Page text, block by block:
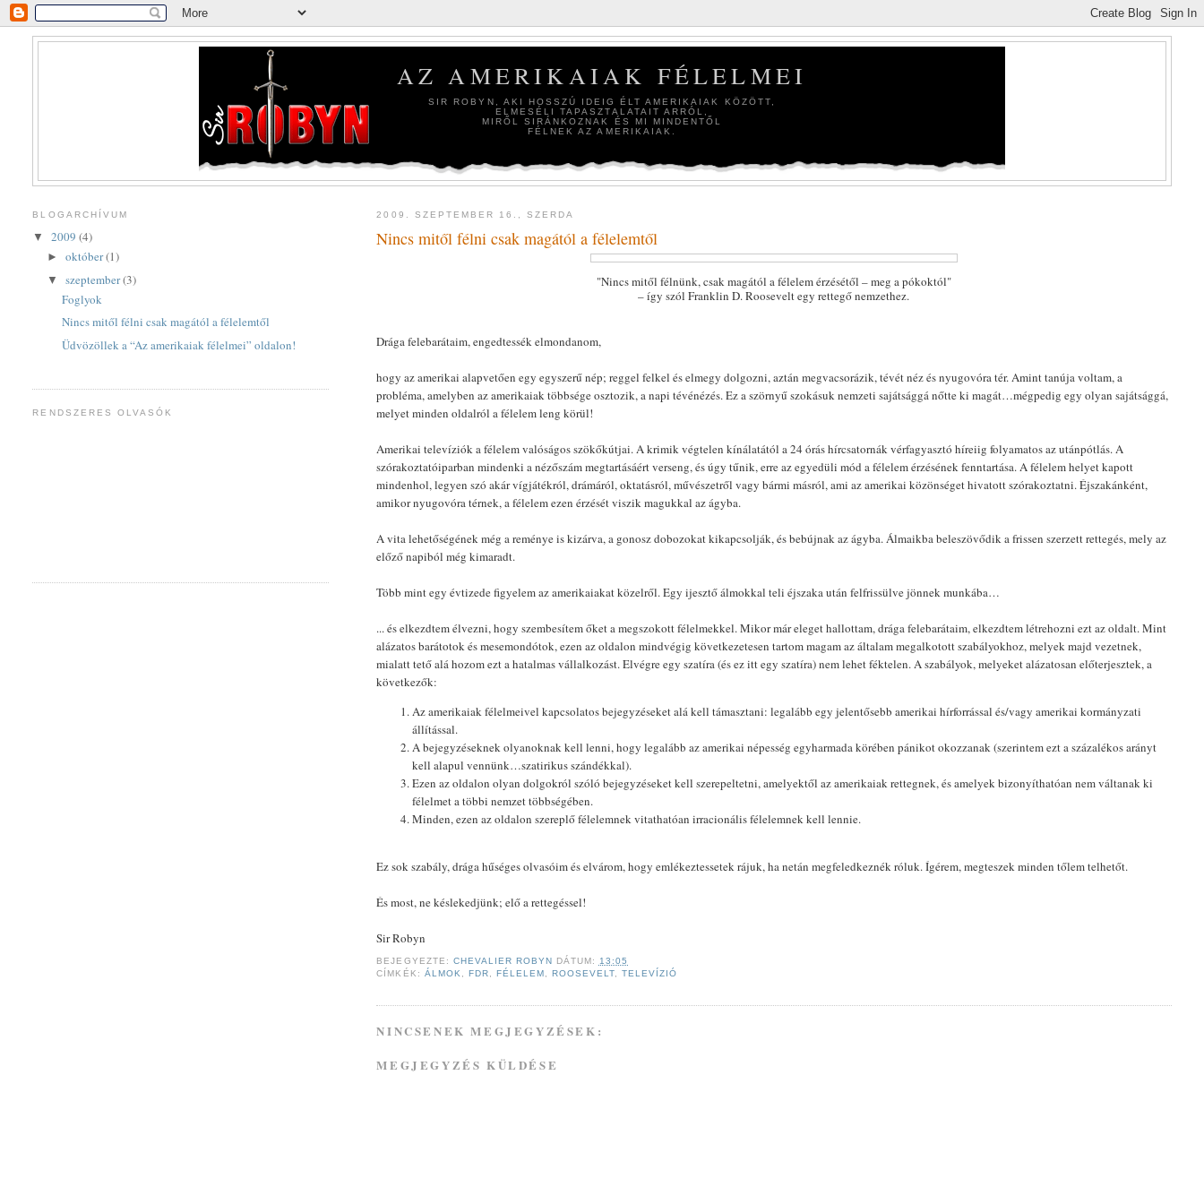
AZ AMERIKAIAK FÉLELMEI
SIR ROBYN, AKI HOSSZÚ IDEIG ÉLT AMERIKAIAK KÖZÖTT,
ELMESÉLI TAPASZTALATAIT ARRÓL,
MIRŐL SIRÁNKOZNAK ÉS MI MINDENTŐL
FÉLNEK AZ AMERIKAIAK.
2009. SZEPTEMBER 16., SZERDA
Nincs mitől félni csak magától a félelemtől
"Nincs mitől félnünk, csak magától a félelem érzésétől – meg a pókoktól"
– így szól Franklin D. Roosevelt egy rettegő nemzethez.
Drága felebarátaim, engedtessék elmondanom,
hogy az amerikai alapvetően egy egyszerű nép; reggel felkel és elmegy dolgozni, aztán megvacsorázik, tévét néz és nyugovóra tér. Amint tanúja voltam, a
probléma, amelyben az amerikaiak többsége osztozik, a napi tévénézés. Ez a szörnyű szokásuk nemzeti sajátsággá nőtte ki magát…mégpedig egy olyan sajátsággá,
melyet minden oldalról a félelem leng körül!
Amerikai televíziók a félelem valóságos szökőkútjai. A krimik végtelen kínálatától a 24 órás hírcsatornák vérfagyasztó híreiig folyamatos az utánpótlás. A
szórakoztatóiparban mindenki a nézőszám megtartásáért verseng, és úgy tűnik, erre az egyedüli mód a félelem érzésének fenntartása. A félelem helyet kapott
mindenhol, legyen szó akár vígjátékról, drámáról, oktatásról, művészetről vagy bármi másról, ami az amerikai közönséget hivatott szórakoztatni. Éjszakánként,
amikor nyugovóra térnek, a félelem ezen érzését viszik magukkal az ágyba.
A vita lehetőségének még a reménye is kizárva, a gonosz dobozokat kikapcsolják, és bebújnak az ágyba. Álmaikba beleszövődik a frissen szerzett rettegés, mely az
előző napiból még kimaradt.
Több mint egy évtizede figyelem az amerikaiakat közelről. Egy ijesztő álmokkal teli éjszaka után felfrissülve jönnek munkába…
... és elkezdtem élvezni, hogy szembesítem őket a megszokott félelmekkel. Mikor már eleget hallottam, drága felebarátaim, elkezdtem létrehozni ezt az oldalt. Mint
alázatos barátotok és mesemondótok, ezen az oldalon mindvégig következetesen tartom magam az általam megalkotott szabályokhoz, melyek majd vezetnek,
mialatt tető alá hozom ezt a hatalmas vállalkozást. Elvégre egy szatíra (és ez itt egy szatíra) nem lehet féktelen. A szabályok, melyeket alázatosan előterjesztek, a
következők:
Az amerikaiak félelmeivel kapcsolatos bejegyzéseket alá kell támasztani: legalább egy jelentősebb amerikai hírforrással és/vagy amerikai kormányzati
állítással.
A bejegyzéseknek olyanoknak kell lenni, hogy legalább az amerikai népesség egyharmada körében pánikot okozzanak (szerintem ezt a százalékos arányt
kell alapul vennünk…szatirikus szándékkal).
Ezen az oldalon olyan dolgokról szóló bejegyzéseket kell szerepeltetni, amelyektől az amerikaiak rettegnek, és amelyek bizonyíthatóan nem váltanak ki
félelmet a többi nemzet többségében.
Minden, ezen az oldalon szereplő félelemnek vitathatóan irracionális félelemnek kell lennie.
Ez sok szabály, drága hűséges olvasóim és elvárom, hogy emlékeztessetek rájuk, ha netán megfeledkeznék róluk. Ígérem, megteszek minden tőlem telhetőt.
És most, ne késlekedjünk; elő a rettegéssel!
Sir Robyn
BEJEGYEZTE: CHEVALIER ROBYN DÁTUM: 13:05
CÍMKÉK: ÁLMOK, FDR, FÉLELEM , ROOSEVELT,TELEVÍZIÓ
NINCSENEK MEGJEGYZÉSEK:
MEGJEGYZÉS KÜLDÉSE
BLOGARCHÍVUM
▼2009(4)
►október(1)
▼szeptember(3)
Foglyok
Nincs mitől félni csak magától a félelemtől
Üdvözöllek a “Az amerikaiak félelmei” oldalon!
RENDSZERES OLVASÓK